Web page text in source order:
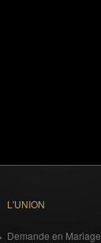
L'UNION
Demande en Mariage